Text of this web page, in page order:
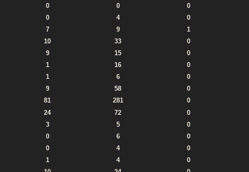
0 0 0
0 4 0
7 9 1
10 33 0
9 15 0
1 16 0
1 6 0
9 58 0
81 281 0
24 72 0
3 5 0
0 6 0
0 4 0
1 4 0